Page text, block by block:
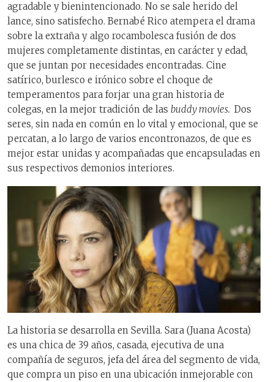
agradable y bienintencionado. No se sale herido del
lance, sino satisfecho. Bernabé Rico atempera el drama
sobre la extraña y algo rocambolesca fusión de dos
mujeres completamente distintas, en carácter y edad,
que se juntan por necesidades encontradas. Cine
satírico, burlesco e irónico sobre el choque de
temperamentos para forjar una gran historia de
colegas, en la mejor tradición de las buddy movies. Dos
seres, sin nada en común en lo vital y emocional, que se
percatan, a lo largo de varios encontronazos, de que es
mejor estar unidas y acompañadas que encapsuladas en
sus respectivos demonios interiores.
La historia se desarrolla en Sevilla. Sara (Juana Acosta)
es una chica de 39 años, casada, ejecutiva de una
compañía de seguros, jefa del área del segmento de vida,
que compra un piso en una ubicación inmejorable con